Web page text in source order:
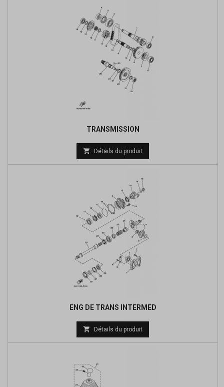
TRANSMISSION
Prix
de
 Détails du produit
ENG DE TRANS INTERMED
Prix
de
 Détails du produit